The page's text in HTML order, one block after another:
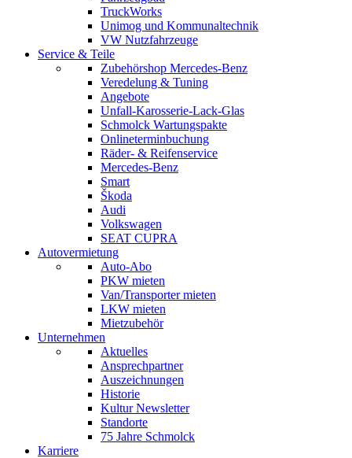
TruckWorks
Unimog und Kommunaltechnik
VW Nutzfahrzeuge
Service & Teile
Zubehörshop Mercedes-Benz
Veredelung & Tuning
Angebote
Unfall-Karosserie-Lack-Glas
Schmolck Wartungspakte
Onlineterminbuchung
Räder- & Reifenservice
Mercedes-Benz
Smart
Škoda
Audi
Volkswagen
SEAT CUPRA
Autovermietung
Auto-Abo
PKW mieten
Van/Transporter mieten
LKW mieten
Mietzubehör
Unternehmen
Aktuelles
Ansprechpartner
Auszeichnungen
Historie
Kultur Newsletter
Standorte
75 Jahre Schmolck
Karriere